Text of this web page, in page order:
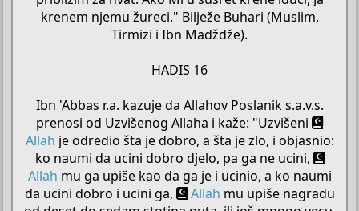
krenem njemu žureci." Bilježe Buhari (Muslim,
Tirmizi i Ibn Madždže).
HADIS 16
Ibn 'Abbas r.a. kazuje da Allahov Poslanik s.a.v.s.
prenosi od Uzvišenog Allaha i kaže: "Uzvišeni
Allah je odredio šta je dobro, a šta je zlo, i objasnio:
ko naumi da ucini dobro djelo, pa ga ne ucini,
Allah mu ga upiše kao da ga je i ucinio, a ko naumi
da ucini dobro i ucini ga,
Allah mu upiše nagradu